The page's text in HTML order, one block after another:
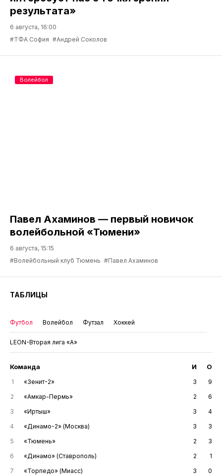
результата»
6 августа, 16:00
#ТФА София #Андрей Соколов
Павел Ахаминов — первый новичок
волейбольной «Тюмени»
6 августа, 15:15
#Волейбольный клуб Тюмень #Павел Ахаминов
Волейбол
ТАБЛИЦЫ
Футбол Волейбол Футзал Хоккей
LEON-Вторая лига «А»
Команда И О
1 «Зенит-2» 3
9
2
«Амкар-Пермь» 2
6
3
«Иртыш» 3
4
4
«Динамо-2» (Москва) 3
3
5
«Тюмень» 2
3
6
«Динамо» (Ставрополь) 2
1
7
«Торпедо» (Миасс) 3 0